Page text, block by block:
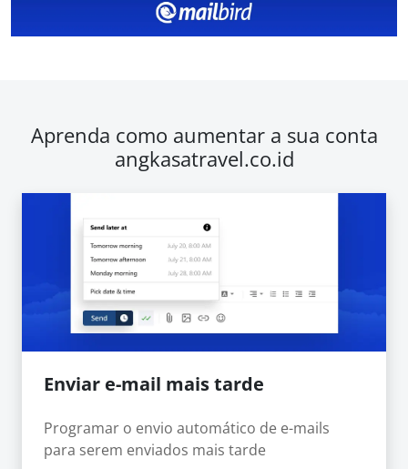
Aprenda como aumentar a sua conta
angkasatravel.co.id
Enviar e-mail mais tarde
Programar o envio automático de e-mails
para serem enviados mais tarde